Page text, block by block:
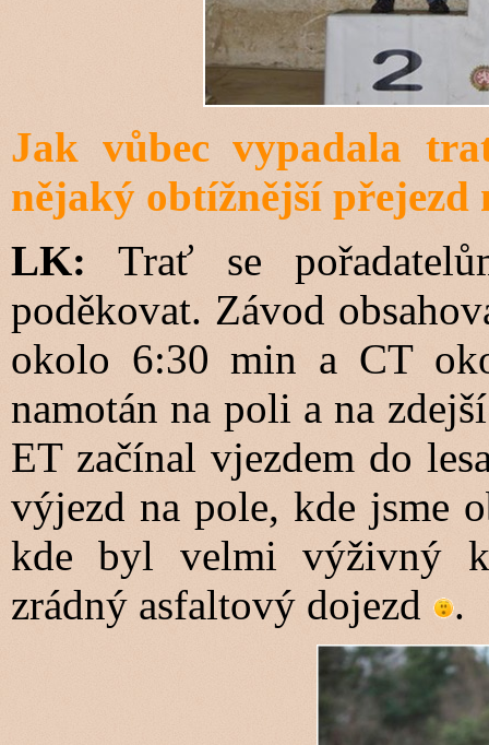
Jak vůbec vypadala
nějaký obtížnější přejezd
LK: Trať se
poděkovat. Závod
okolo 6:30 min a CT
namotán na poli a na
ET začínal vjezdem do
výjezd na pole, kde jsme
kde byl velmi výživný
zrádný asfaltový dojezd
.